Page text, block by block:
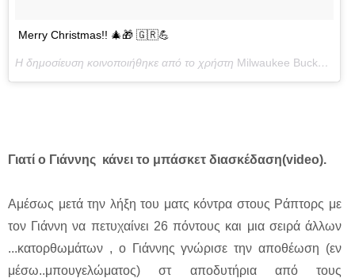
Merry Christmas!! 🎄🎁 🇬🇷💪
Η δημοσίευση κοινοποιήθηκε από το χρήστη Milwaukee Bucks
Γιατί ο Γιάννης κάνει το μπάσκετ διασκέδαση(video).
Αμέσως μετά την λήξη του ματς κόντρα στους Ράπτορς με
τον Γιάννη να πετυχαίνει 26 πόντους και μια σειρά άλλων
...κατορθωμάτων , ο Γιάννης γνώρισε την αποθέωση (εν
μέσω..μπουγελώματος) στ αποδυτήρια από τους